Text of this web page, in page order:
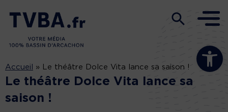
Ouvrir la
Accueil » Le théâtre Dolce Vita lance sa saison !
Le théâtre Dolce Vita lance sa
saison !